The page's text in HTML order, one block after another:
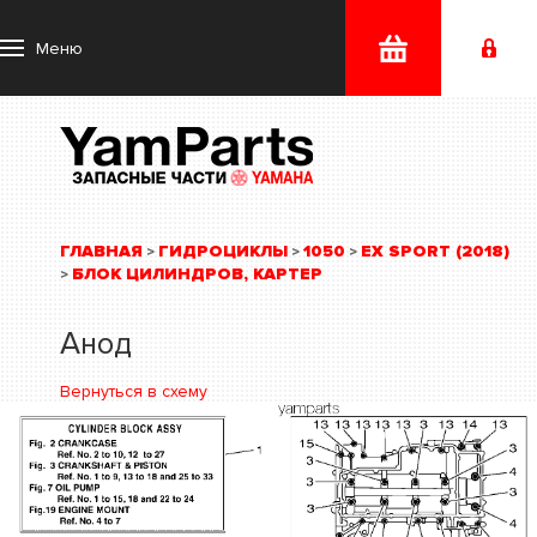
Меню
ГЛАВНАЯ > ГИДРОЦИКЛЫ > 1050 > EX SPORT (2018)
> БЛОК ЦИЛИНДРОВ, КАРТЕР
Анод
Вернуться в схему